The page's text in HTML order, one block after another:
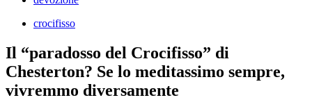
crocifisso
Il “paradosso del Crocifisso” di
Chesterton? Se lo meditassimo sempre,
vivremmo diversamente